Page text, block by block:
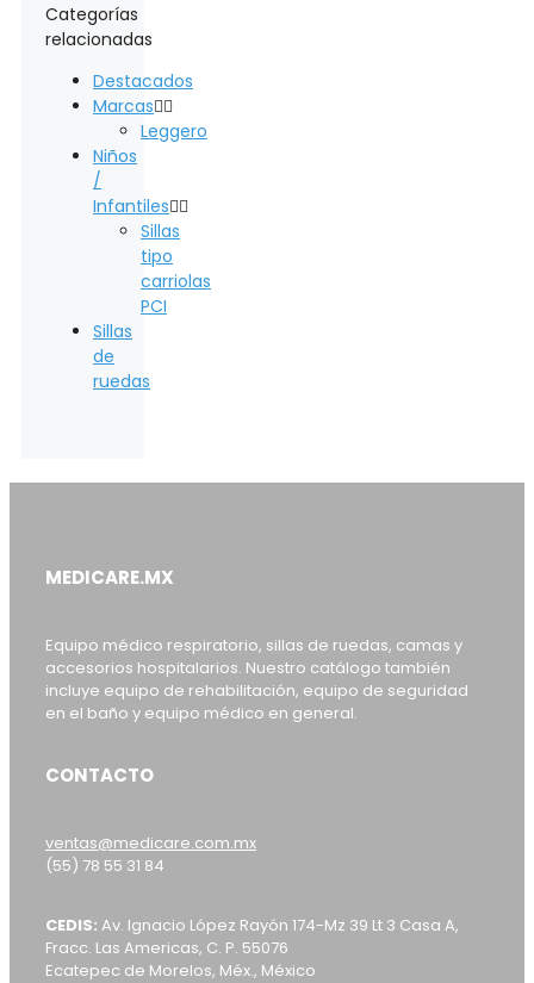
Categorías
relacionadas
Destacados
Marcas
Leggero
Niños
/
Infantiles
Sillas
tipo
carriolas
PCI
Sillas
de
ruedas
MEDICARE.MX
Equipo médico respiratorio, sillas de ruedas, camas y
accesorios hospitalarios. Nuestro catálogo también
incluye equipo de rehabilitación, equipo de seguridad
en el baño y equipo médico en general.
CONTACTO
ventas@medicare.com.mx
(55) 78 55 31 84
CEDIS: Av. Ignacio López Rayón 174-Mz 39 Lt 3 Casa A,
Fracc. Las Americas, C. P. 55076
Ecatepec de Morelos, Méx., México